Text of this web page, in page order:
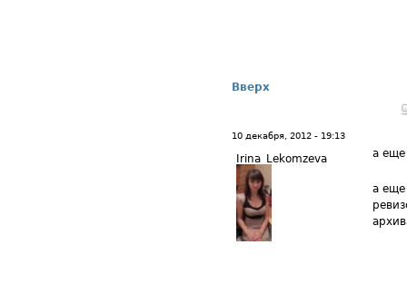
Вверх
10 декабря, 2012 - 19:13
Irina_Lekomzeva а еще
а еще